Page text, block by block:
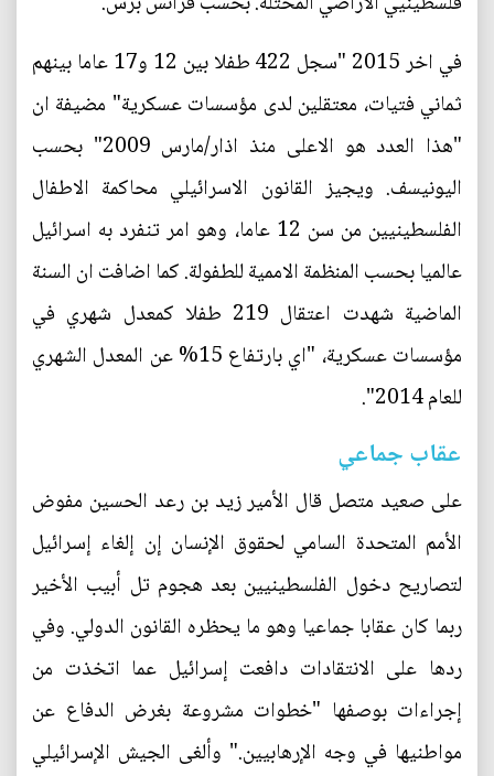
في اخر 2015 "سجل 422 طفلا بين 12 و17 عاما بينهم
ثماني فتيات، معتقلين لدى مؤسسات عسكرية" مضيفة ان
"هذا العدد هو الاعلى منذ اذار/مارس 2009" بحسب
اليونيسف. ويجيز القانون الاسرائيلي محاكمة الاطفال
الفلسطينيين من سن 12 عاما، وهو امر تنفرد به اسرائيل
عالميا بحسب المنظمة الاممية للطفولة. كما اضافت ان السنة
الماضية شهدت اعتقال 219 طفلا كمعدل شهري في
مؤسسات عسكرية، "اي بارتفاع 15% عن المعدل الشهري
للعام 2014".
عقاب جماعي
على صعيد متصل قال الأمير زيد بن رعد الحسين مفوض
الأمم المتحدة السامي لحقوق الإنسان إن إلغاء إسرائيل
لتصاريح دخول الفلسطينيين بعد هجوم تل أبيب الأخير
ربما كان عقابا جماعيا وهو ما يحظره القانون الدولي. وفي
ردها على الانتقادات دافعت إسرائيل عما اتخذت من
إجراءات بوصفها "خطوات مشروعة بغرض الدفاع عن
مواطنيها في وجه الإرهابيين." وألغى الجيش الإسرائيلي